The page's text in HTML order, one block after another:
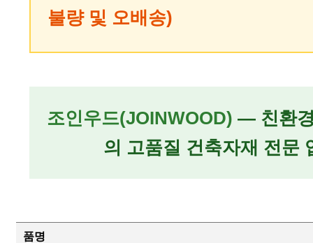
불량 및 오배송)
조인우드(JOINWOOD) — 친환
의 고품질 건축자재 전문
품명